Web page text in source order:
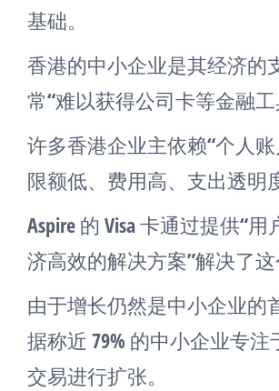
基础。
香港的中小企业是其经济的
常“难以获得公司卡等金融工
许多香港企业主依赖“个人
限额低、费用高、支出透明
Aspire 的 Visa 卡通过提供“
济高效的解决方案”解决了这
由于增长仍然是中小企业的
据称近 79% 的中小企业专
交易进行扩张。